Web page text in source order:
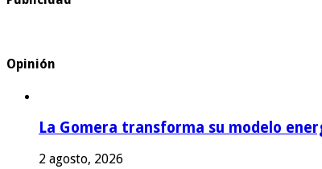
Opinión
La Gomera transforma su modelo
2 agosto, 2026